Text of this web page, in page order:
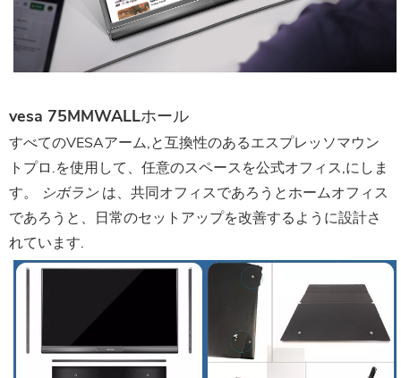
vesa 75MMWALLホール
すべてのVESAアーム,と互換性のあるエスプレッソマウン
トプロ.を使用して、任意のスペースを公式オフィス,にしま
す。
シボランは、共同オフィスであろうとホームオフィス
であろうと、日常のセットアップを改善するように設計さ
れています.